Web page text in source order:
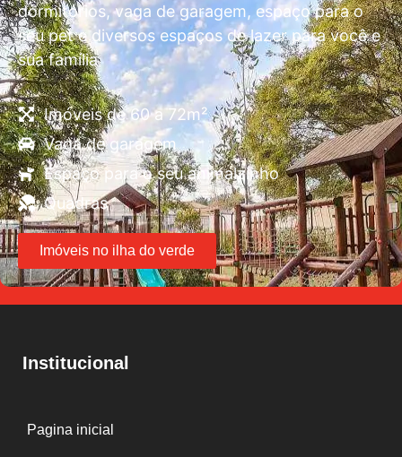
dormitórios, vaga de garagem, espaço para o
seu pet e diversos espaços de lazer para você e
sua família
Imóveis de 60 a 72m²
Vaga de garagem
Espaço para o seu animalzinho
Quadras
Imóveis no ilha do verde
Institucional
Pagina inicial